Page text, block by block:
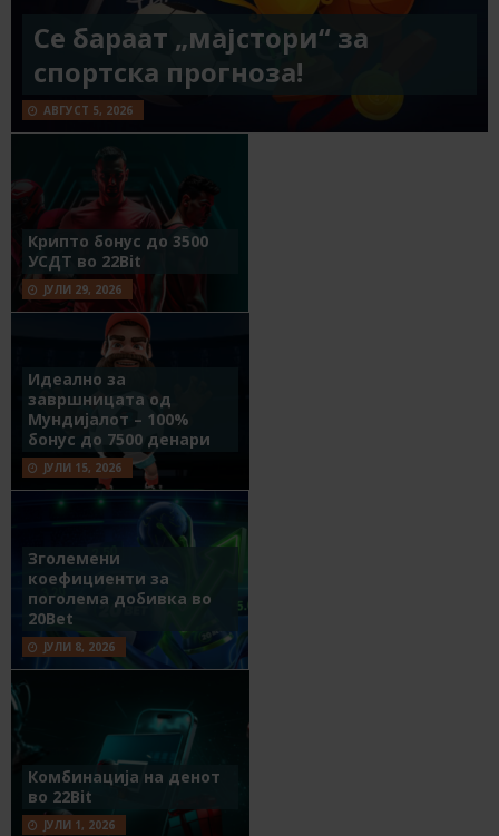
Се бараат „мајстори“ за
спортска прогноза!
АВГУСТ 5, 2026
Крипто бонус до 3500
УСДТ во 22Bit
ЈУЛИ 29, 2026
Идеално за
завршницата од
Мундијалот – 100%
бонус до 7500 денари
ЈУЛИ 15, 2026
Зголемени
коефициенти за
поголема добивка во
20Bet
ЈУЛИ 8, 2026
Комбинација на денот
во 22Bit
ЈУЛИ 1, 2026